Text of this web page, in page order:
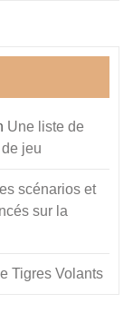
Une liste de
jeu
scénarios et
sur la
Tigres Volants